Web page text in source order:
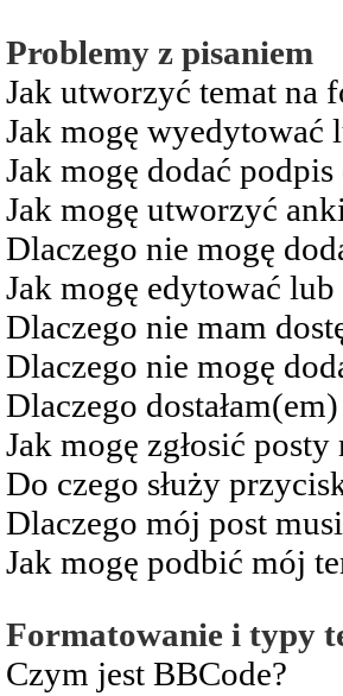
Problemy z pisaniem
Jak utworzyć temat na
Jak mogę wyedytować
Jak mogę dodać
Jak mogę utworzyć
Dlaczego nie mogę
Jak mogę edytować lub
Dlaczego nie mam
Dlaczego nie mogę
Dlaczego
Jak mogę zgłosić
Do czego służy
Dlaczego mój post
Jak mogę podbić mój
Formatowanie i typy
Czym jest BBCode?